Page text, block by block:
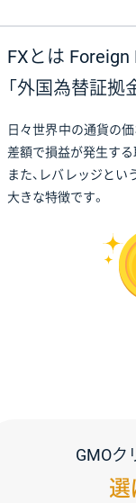
FXとは Foreign
「外国為替証拠
日々世界中の通貨の
差額で損益が発生する
また、レバレッジと
大きな特徴です。
GMOク
選